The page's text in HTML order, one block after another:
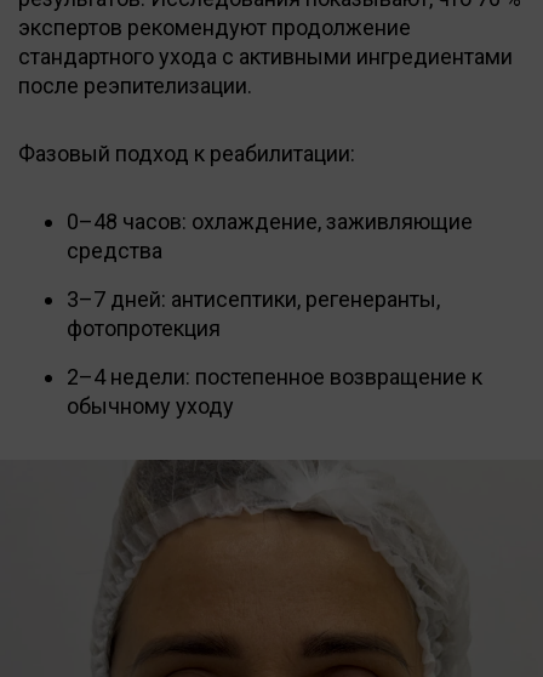
экспертов рекомендуют продолжение
стандартного ухода с активными ингредиентами
после реэпителизации.
Фазовый подход к реабилитации:
0–48 часов: охлаждение, заживляющие
средства
3–7 дней: антисептики, регенеранты,
фотопротекция
2–4 недели: постепенное возвращение к
обычному уходу